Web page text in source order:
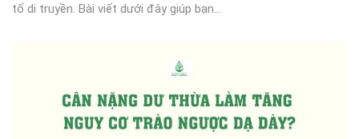
tố di truyền. Bài viết dưới đây giúp bạn...